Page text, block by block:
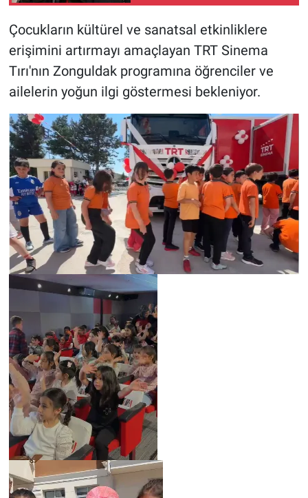
Çocukların kültürel ve sanatsal etkinliklere
erişimini artırmayı amaçlayan TRT Sinema
Tırı'nın Zonguldak programına öğrenciler ve
ailelerin yoğun ilgi göstermesi bekleniyor.